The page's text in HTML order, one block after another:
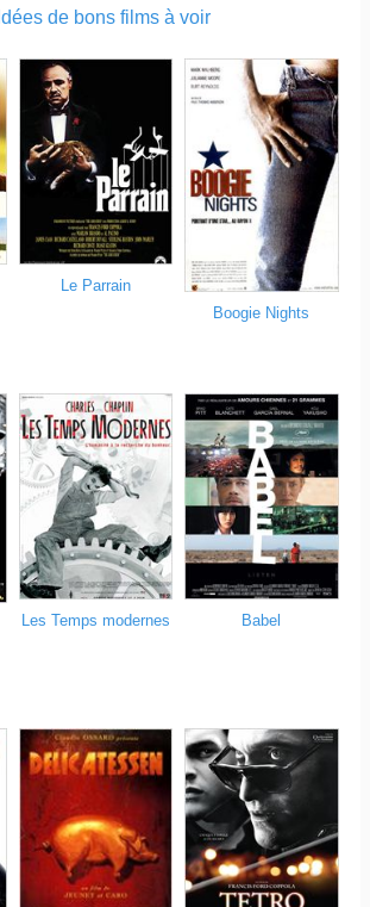
Idées de bons films à voir
Le Parrain
Boogie Nights
Les Temps modernes Babel